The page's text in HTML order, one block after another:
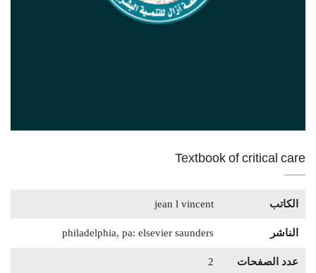
Textbook of critical care
الكاتب jean l vincent
الناشر philadelphia, pa: elsevier saunders
عدد الصفحات 2